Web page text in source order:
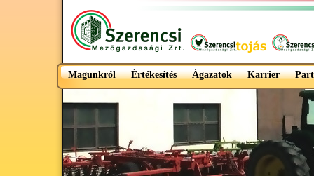
Magunkról Értékesítés Ágazatok Karrier